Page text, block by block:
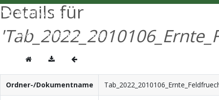
Details für
Ordner-/Dokumentname